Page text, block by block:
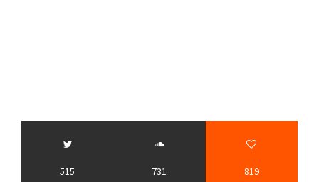
515
731
819